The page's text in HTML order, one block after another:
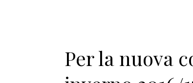
Per la nuova